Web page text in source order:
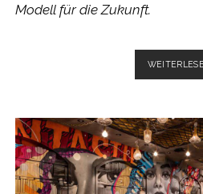
Modell für die Zukunft.